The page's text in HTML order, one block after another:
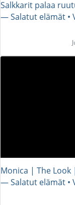
Salkkarit palaa
― Salatut elämät •
Monica | The
― Salatut elämät •